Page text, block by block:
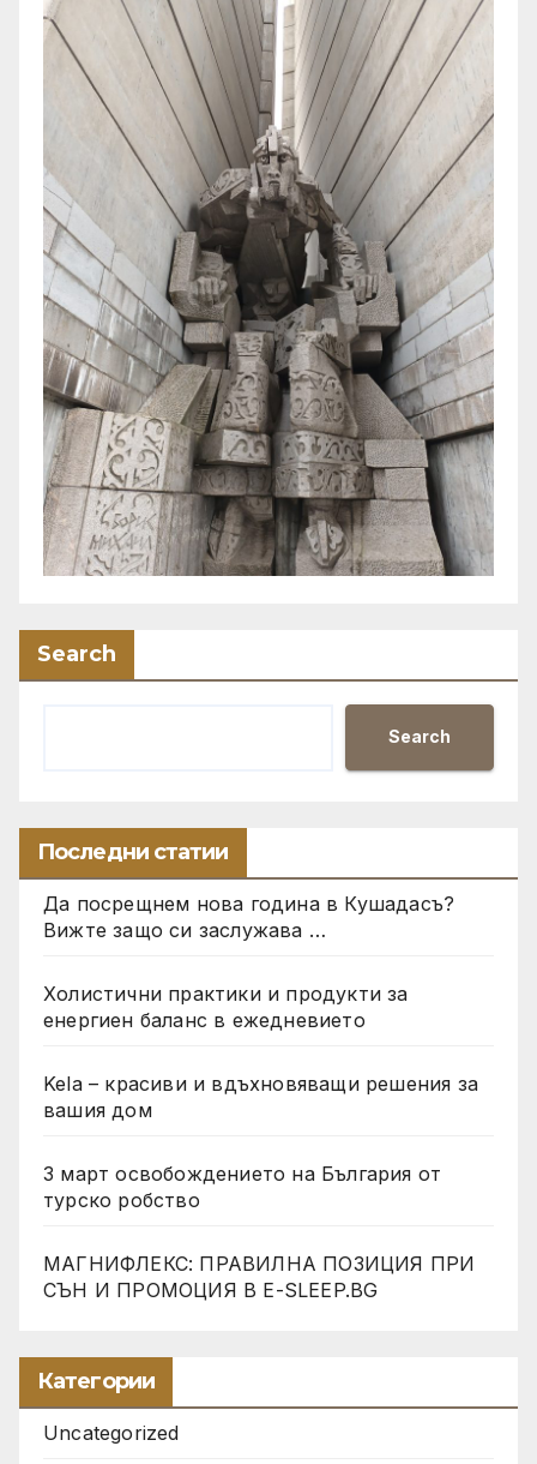
Search
Search
Последни статии
Да посрещнем нова година в Кушадасъ?
Вижте защо си заслужава …
Холистични практики и продукти за
енергиен баланс в ежедневието
Kela – красиви и вдъхновяващи решения за
вашия дом
3 март освобождението на България от
турско робство
МАГНИФЛЕКС: ПРАВИЛНА ПОЗИЦИЯ ПРИ
СЪН И ПРОМОЦИЯ В Е-SLEEP.BG
Категории
Uncategorized